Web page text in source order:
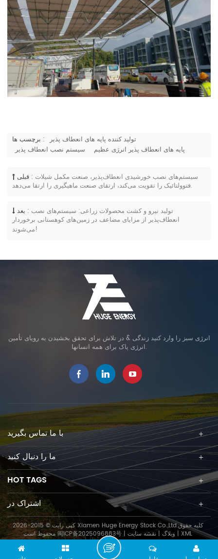
برچسب ها : تولید کننده پایه های انعطاف پذیر
سیستم نصب انعطاف پذیر
پایه های انعطاف پذیر انرژی عظیم
قبلی : سیستم‌های نصب خورشیدی انعطاف‌پذیر، صنعت مکمل شیلات
فتوولتائیک را تقویت می‌کند، ارتقای صنعت ماهیگیری را ارتقا می‌دهد.
بعد : تولید نیرو و کشت محصولات زراعی: سیستم‌های نصب
انعطاف‌پذیر از مزایای مضاعف در زمین‌های کوهستانی برخوردار
می‌شوند!
انرژی سبز را وارد کنید زندگی & در تلاش برای تحقق بخشیدن به رویای تأمین
انرژی پاک برای همه انسانها.
با ما تماس بگیرید
ما را دنبال کنید
HOT TAGS
اشتراک در
کپی رایت © 2015-2026 Xiamen Huge Energy Stock Co.,Ltd.کلیه حقوق
محفوظ است闽ICP备2025096883号 | وبلاگ | نقشه سایت | XML